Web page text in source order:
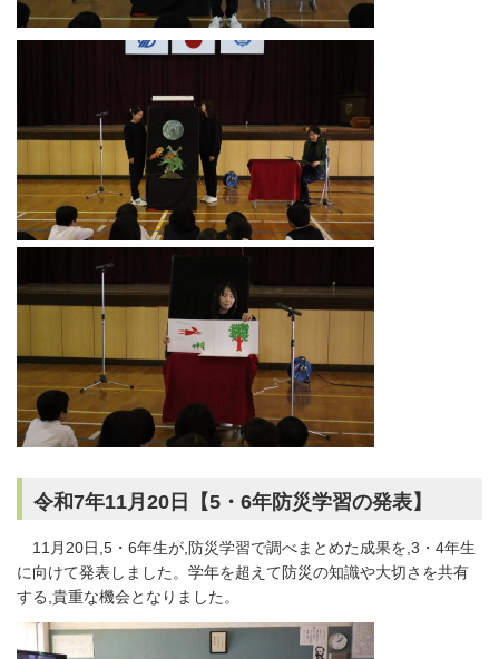
令和7年11月20日【5・6年防災学習の発表】
11月20日,5・6年生が,防災学習で調べまとめた成果を,3・4年生
に向けて発表しました。学年を超えて防災の知識や大切さを共有
する,貴重な機会となりました。